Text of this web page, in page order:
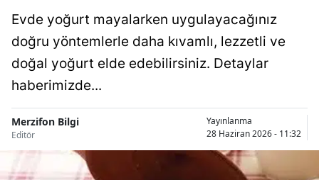
Evde yoğurt mayalarken uygulayacağınız
doğru yöntemlerle daha kıvamlı, lezzetli ve
doğal yoğurt elde edebilirsiniz. Detaylar
haberimizde...
Merzifon Bilgi
Editör
Yayınlanma
28 Haziran 2026 - 11:32